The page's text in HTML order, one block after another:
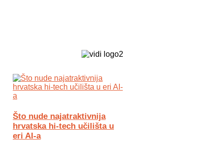
Što nude najatraktivnija
hrvatska hi-tech učilišta u
eri AI-a